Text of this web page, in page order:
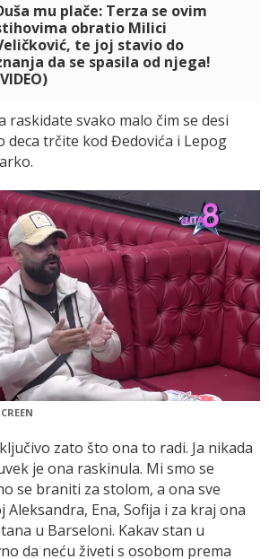
mu plače: Terza se ovim
obratio Milici
te joj stavio do
da se spasila od njega!
raskidate svako malo čim se desi
deca trčite kod Đedovića i Lepog
zato što ona to radi. Ja nikada
je ona raskinula. Mi smo se
se braniti za stolom, a ona sve
Aleksandra, Ena, Sofija i za kraj ona
u Barseloni. Kakav stan u
da neću živeti s osobom prema